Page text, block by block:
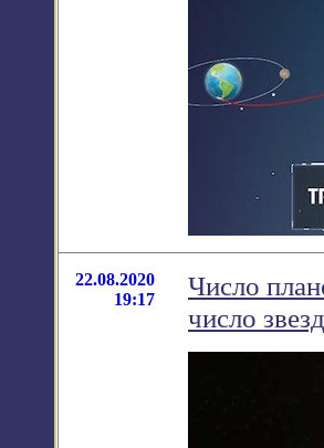
22.08.2020
19:17
Число
число звезд